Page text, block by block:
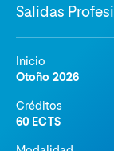
Salidas
Inicio
Otoño 2026
Créditos
60 ECTS